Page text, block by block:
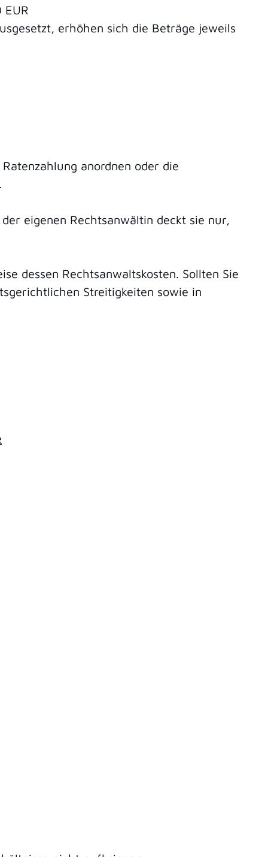
erhöhen sich die Beträge jeweils
anordnen oder die
eigenen Rechtsanwältin deckt sie nur,
dessen Rechtsanwaltskosten. Sollten Sie
Streitigkeiten sowie in